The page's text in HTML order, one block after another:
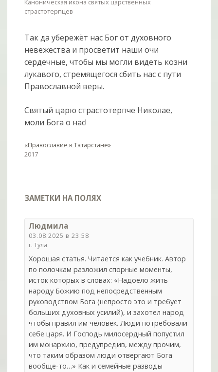
Каноническая икона святых царственных
страстотерпцев
Так да убережёт нас Бог от духовного
невежества и просветит наши очи
сердечные, чтобы мы могли видеть козни
лукавого, стремящегося сбить нас с пути
Православной веры.
Святый царю страстотерпче Николае,
моли Бога о нас!
«Православие в Татарстане»
2017
ЗАМЕТКИ НА ПОЛЯХ
Людмила
03.08.2025 в 23:58
г. Тула
Хорошая статья. Читается как учебник. Автор
по полочкам разложил спорные моменты,
исток которых в словах: «Надоело жить
народу Божию под непосредственным
руководством Бога (непросто это и требует
больших духовных усилий), и захотел народ
чтобы правил им человек. Люди потребовали
себе царя. И Господь милосердный попустил
им монархию, предупредив, между прочим,
что таким образом люди отвергают Бога
вообще-то…» Как и семейные разводы